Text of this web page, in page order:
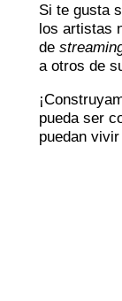
Si te gusta
los artistas
de
a otros de
pueda ser
puedan